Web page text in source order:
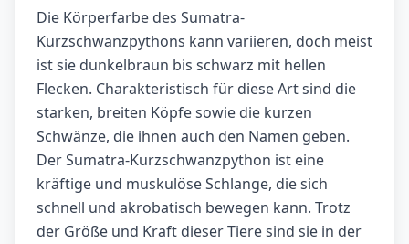
Die Körperfarbe des Sumatra-
Kurzschwanzpythons kann variieren, doch meist
ist sie dunkelbraun bis schwarz mit hellen
Flecken. Charakteristisch für diese Art sind die
starken, breiten Köpfe sowie die kurzen
Schwänze, die ihnen auch den Namen geben.
Der Sumatra-Kurzschwanzpython ist eine
kräftige und muskulöse Schlange, die sich
schnell und akrobatisch bewegen kann. Trotz
der Größe und Kraft dieser Tiere sind sie in der